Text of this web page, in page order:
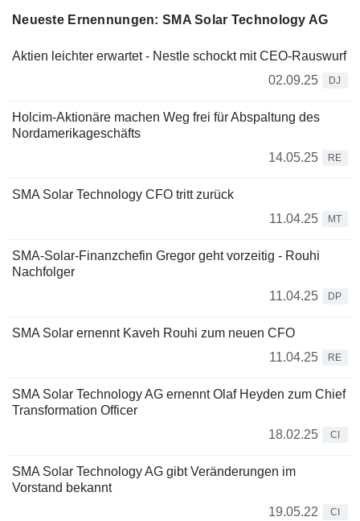
Neueste Ernennungen: SMA Solar Technology AG
Aktien leichter erwartet - Nestle schockt mit CEO-Rauswurf
02.09.25
DJ
Holcim-Aktionäre machen Weg frei für Abspaltung des
Nordamerikageschäfts
14.05.25
RE
SMA Solar Technology CFO tritt zurück
11.04.25
MT
SMA-Solar-Finanzchefin Gregor geht vorzeitig - Rouhi
Nachfolger
11.04.25
DP
SMA Solar ernennt Kaveh Rouhi zum neuen CFO
11.04.25
RE
SMA Solar Technology AG ernennt Olaf Heyden zum Chief
Transformation Officer
18.02.25
CI
SMA Solar Technology AG gibt Veränderungen im
Vorstand bekannt
19.05.22
CI